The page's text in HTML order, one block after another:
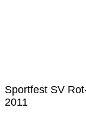
Sportfest SV
2011